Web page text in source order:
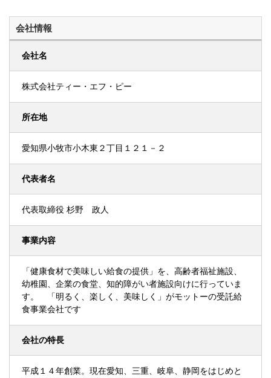
会社情報
会社名
株式会社ティー・エフ・ピー
所在地
愛知県小牧市小木東２丁目１２１－２
代表者名
代表取締役 杉野 政人
事業内容
「健康食材で美味しい給食の提供」を、高齢者福祉施設、
幼稚園、企業の食堂、知的障がい者施設向けに行っていま
す。 「明るく、楽しく、美味しく」がモットーの受託給
食事業会社です
会社の特長
平成１４年創業。現在愛知、三重、岐阜、静岡をはじめと